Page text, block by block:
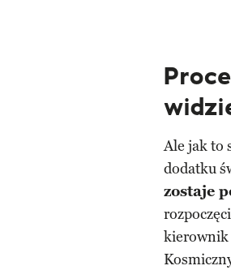
Ale jak to
dodatku
zostaje
kierownik